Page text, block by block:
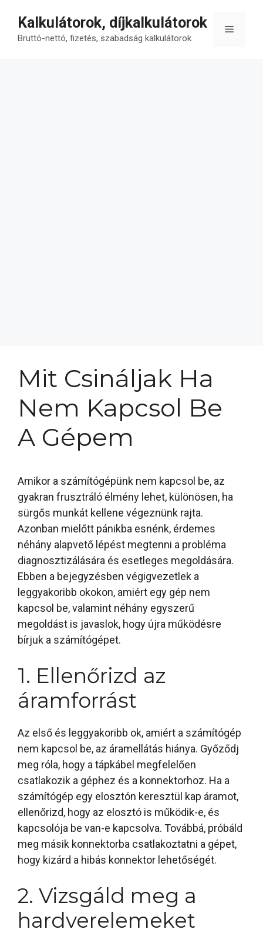
tartalomba
Kalkulátorok, díjkalkulátorok
Bruttó-nettó, fizetés, szabadság kalkulátorok
Menü
Mit Csináljak Ha
Nem Kapcsol Be
A Gépem
Amikor a számítógépünk nem kapcsol be, az
gyakran frusztráló élmény lehet, különösen, ha
sürgős munkát kellene végeznünk rajta.
Azonban mielőtt pánikba esnénk, érdemes
néhány alapvető lépést megtenni a probléma
diagnosztizálására és esetleges megoldására.
Ebben a bejegyzésben végigvezetlek a
leggyakoribb okokon, amiért egy gép nem
kapcsol be, valamint néhány egyszerű
megoldást is javaslok, hogy újra működésre
bírjuk a számítógépet.
1. Ellenőrizd az
áramforrást
Az első és leggyakoribb ok, amiért a számítógép
nem kapcsol be, az áramellátás hiánya. Győződj
meg róla, hogy a tápkábel megfelelően
csatlakozik a géphez és a konnektorhoz. Ha a
számítógép egy elosztón keresztül kap áramot,
ellenőrizd, hogy az elosztó is működik-e, és
kapcsolója be van-e kapcsolva. Továbbá, próbáld
meg másik konnektorba csatlakoztatni a gépet,
hogy kizárd a hibás konnektor lehetőségét.
2. Vizsgáld meg a
hardverelemeket